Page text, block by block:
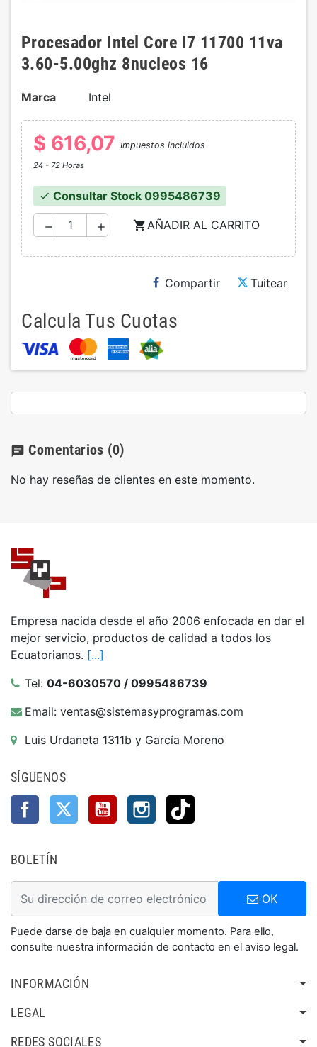
Procesador Intel Core I7 11700 11va
3.60-5.00ghz 8nucleos 16
Marca Intel
$ 616,07 Impuestos incluidos
24 - 72 Horas
check Consultar Stock 0995486739
remove add shopping_cart AÑADIR AL CARRITO
Compartir Tuitear
Calcula Tus Cuotas
chat Comentarios (0)
No hay reseñas de clientes en este momento.
Empresa nacida desde el año 2006 enfocada en dar el
mejor servicio, productos de calidad a todos los
Ecuatorianos. [...]
Tel: 04-6030570 / 0995486739
Email: ventas@sistemasyprogramas.com
Luis Urdaneta 1311b y García Moreno
SÍGUENOS
FacebookTwitter YouTube Instagram
BOLETÍN
OK
Puede darse de baja en cualquier momento. Para ello,
consulte nuestra información de contacto en el aviso legal.
INFORMACIÓN
LEGAL
REDES SOCIALES